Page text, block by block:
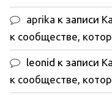
aprika к записи
к сообществе,
leonid к записи
к сообществе,